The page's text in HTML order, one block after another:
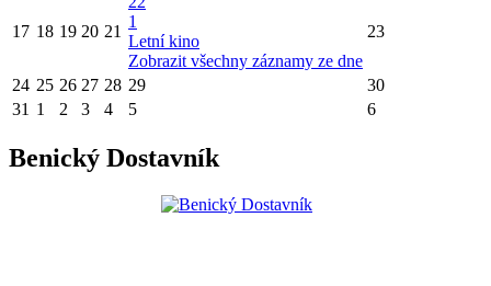
17 18 19 20 21
1
Letní kino
Zobrazit všechny záznamy ze dne
23
24 25 26 27 28 29
30
31 1 2 3 4 5 6
Benický Dostavník